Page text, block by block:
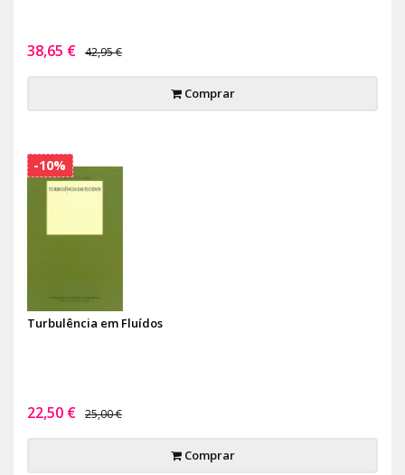
38,65 € 42,95 €
Comprar
Turbulência em Fluídos
22,50 € 25,00 €
Comprar
-10%